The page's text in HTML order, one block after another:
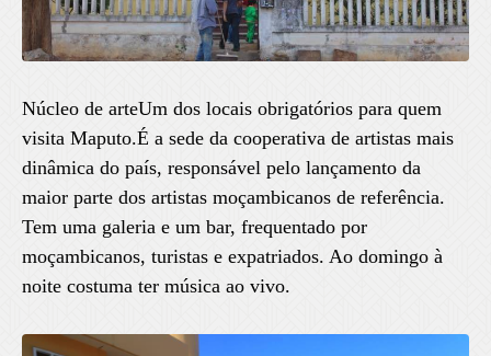
Núcleo de arteUm dos locais obrigatórios para quem
visita Maputo.É a sede da cooperativa de artistas mais
dinâmica do país, responsável pelo lançamento da
maior parte dos artistas moçambicanos de referência.
Tem uma galeria e um bar, frequentado por
moçambicanos, turistas e expatriados. Ao domingo à
noite costuma ter música ao vivo.